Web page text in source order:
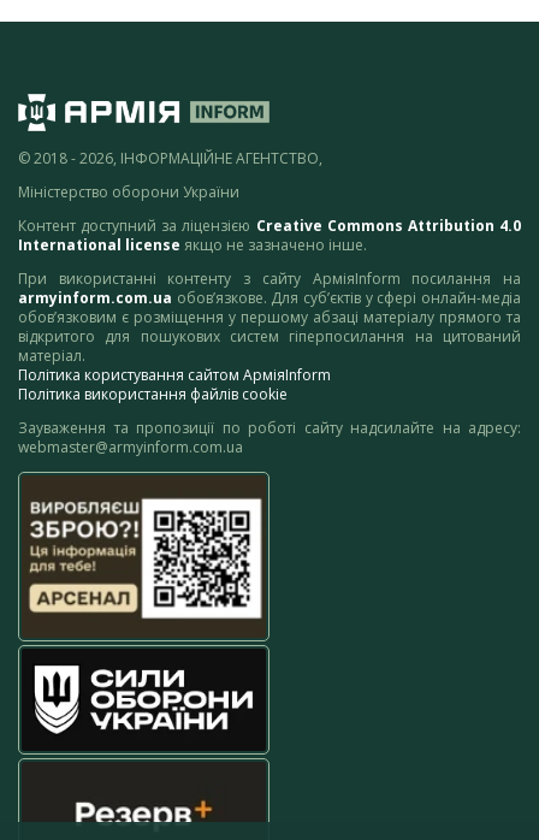
© 2018 - 2026, ІНФОРМАЦІЙНЕ АГЕНТСТВО,
Міністерство оборони України
Контент доступний за ліцензією Creative Commons Attribution 4.0
International license якщо не зазначено інше.
При використанні контенту з сайту АрміяInform посилання на
armyinform.com.ua обов’язкове. Для суб’єктів у сфері онлайн-медіа
обов’язковим є розміщення у першому абзаці матеріалу прямого та
відкритого для пошукових систем гіперпосилання на цитований
матеріал.
Політика користування сайтом АрміяInform
Політика використання файлів cookie
Зауваження та пропозиції по роботі сайту надсилайте на адресу:
webmaster@armyinform.com.ua